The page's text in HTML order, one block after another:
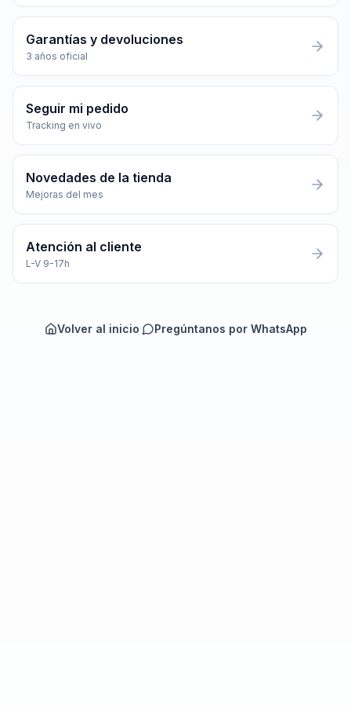
Garantías y devoluciones
3 años oficial
Seguir mi pedido
Tracking en vivo
Novedades de la tienda
Mejoras del mes
Atención al cliente
L-V 9-17h
Volver al inicio· Pregúntanos por WhatsApp